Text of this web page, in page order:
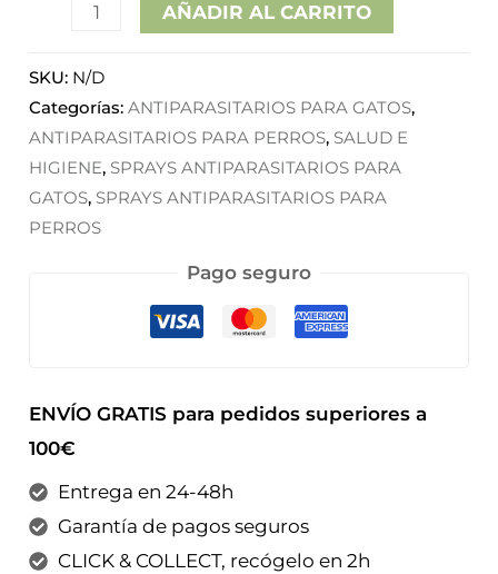
AÑADIR AL CARRITO
SKU: N/D
Categorías:ANTIPARASITARIOS PARA GATOS,
ANTIPARASITARIOS PARA PERROS, SALUD E
HIGIENE, SPRAYS ANTIPARASITARIOS PARA
GATOS, SPRAYS ANTIPARASITARIOS PARA
PERROS
Pago seguro
ENVÍO GRATIS para pedidos superiores a
100€
Entrega en 24-48h
Garantía de pagos seguros
CLICK & COLLECT, recógelo en 2h